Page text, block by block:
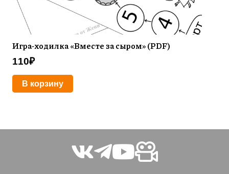
Игра-ходилка «Вместе за сыром» (PDF)
110₽
В корзину